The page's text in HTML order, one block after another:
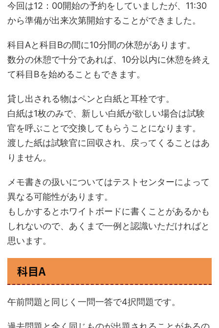
今回は12：00開始の予約をしていましたが、11:30
から準備が出来次第開始することができました。
科目Aと科目Bの間に10分間の休憩があります。
数分の休憩で十分であれば、10分以内に休憩を終え
て科目Bを始めることもできます。
貸し出される物はペンと白紙と耳栓です。
白紙は1枚のみで、新しい白紙が欲しい場合は試験
官を呼ぶことで交換してもらうことになります。
渡した紙は試験官に回収され、戻ってくることはあ
りません。
メモ書きの扱いについてはテストセンターによって
異なる可能性があります。
もしかするとホワイトボードに書くことがあるかも
しれないので、あくまで一例と認識いただければと
思います。
科目A
午前問題と同じく一問一答で4択問題です。